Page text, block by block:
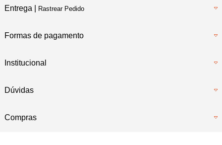
Entrega | Rastrear Pedido
Formas de pagamento
Institucional
Dúvidas
Compras